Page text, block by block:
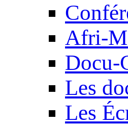
Afri-
Docu-
Les
Les